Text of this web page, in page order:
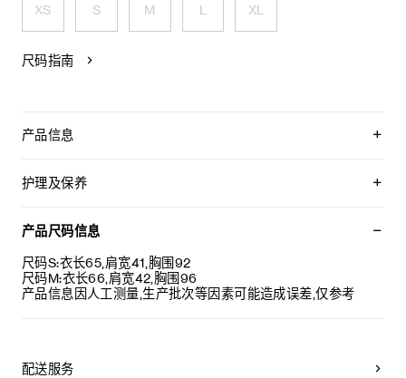
XS S M L XL
尺码指南
产品信息
CELINE PARIS TRIOMPHE刺绣
胸前1个贴袋
葡萄牙制造
编号：RX0DL1242.GGN2
护理及保养
仅使用不含漂白剂的洗衣产品。
悬挂晾干，无需脱水。
最高熨烫温度：110°C / 230°F
不可使用蒸汽。
产品尺码信息
尺码S:衣长65,肩宽41,胸围92
尺码M:衣长66,肩宽42,胸围96
产品信息因人工测量,生产批次等因素可能造成误差,仅参考
配送服务